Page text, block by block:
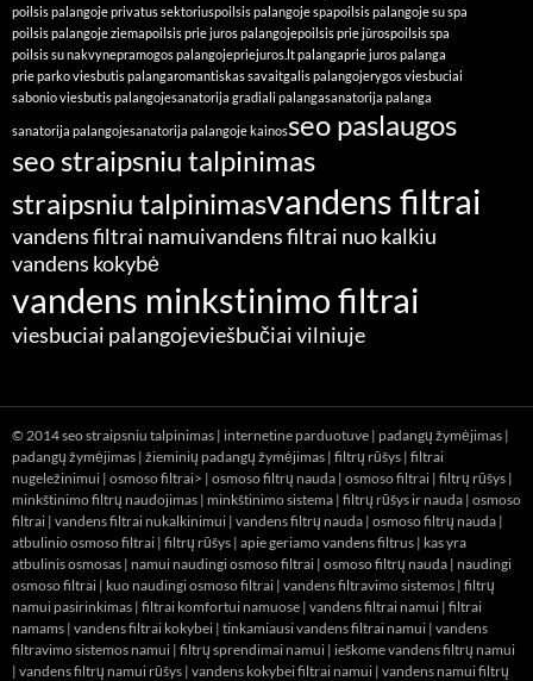
poilsis palangoje privatus sektoriuspoilsis palangoje spapoilsis palangoje su spa
poilsis palangoje ziemapoilsis prie juros palangojepoilsis prie jūrospoilsis spa
poilsis su nakvynepramogos palangojepriejuros.lt palangaprie juros palanga
prie parko viesbutis palangaromantiskas savaitgalis palangojerygos viesbuciai
sabonio viesbutis palangojesanatorija gradiali palangasanatorija palanga
sanatorija palangojesanatorija palangoje kainosseo paslaugos
seo straipsniu talpinimas
straipsniu talpinimasvandens filtrai
vandens filtrai namuivandens filtrai nuo kalkiu
vandens kokybė
vandens minkstinimo filtrai
viesbuciai palangojeviešbučiai vilniuje
© 2014seo straipsniu talpinimas | internetine parduotuve | padangų žymėjimas |
padangų žymėjimas | žieminių padangų žymėjimas | filtrų rūšys | filtrai
nugeležinimui | osmoso filtrai> | osmoso filtrų nauda | osmoso filtrai | filtrų rūšys |
minkštinimo filtrų naudojimas | minkštinimo sistema | filtrų rūšys ir nauda | osmoso
filtrai | vandens filtrai nukalkinimui | vandens filtrų nauda | osmoso filtrų nauda |
atbulinio osmoso filtrai | filtrų rūšys | apie geriamo vandens filtrus | kas yra
atbulinis osmosas | namui naudingi osmoso filtrai | osmoso filtrų nauda | naudingi
osmoso filtrai | kuo naudingi osmoso filtrai | vandens filtravimo sistemos | filtrų
namui pasirinkimas | filtrai komfortui namuose | vandens filtrai namui | filtrai
namams | vandens filtrai kokybei | tinkamiausi vandens filtrai namui | vandens
filtravimo sistemos namui | filtrų sprendimai namui | ieškome vandens filtrų namui
| vandens filtrų namui rūšys | vandens kokybei filtrai namui | vandens namui filtrų